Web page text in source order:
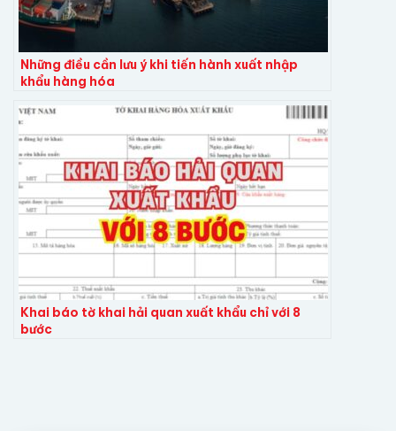
Những điều cần lưu ý khi tiến hành xuất nhập
khẩu hàng hóa
Khai báo tờ khai hải quan xuất khẩu chỉ với 8
bước